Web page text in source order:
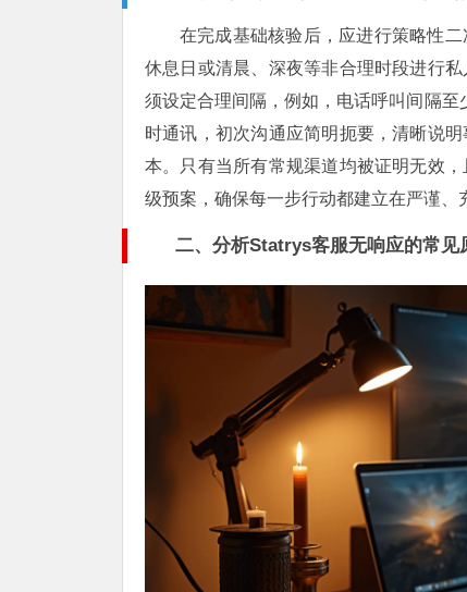
在完成基础核验后，应进行策略性
休息日或清晨、深夜等非合理时段进行
须设定合理间隔，例如，电话呼叫间隔
时通讯，初次沟通应简明扼要，清晰说
本。只有当所有常规渠道均被证明无效
级预案，确保每一步行动都建立在严谨、
二、分析Statrys客服无响应的常见